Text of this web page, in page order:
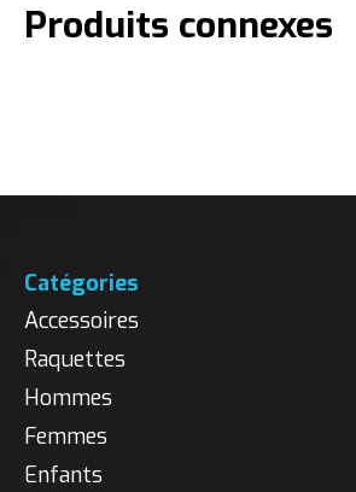
Produits connexes
Catégories
Accessoires
Raquettes
Hommes
Femmes
Enfants